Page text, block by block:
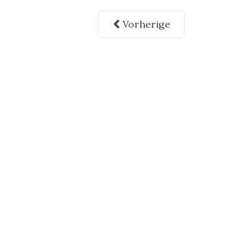
Vorherige